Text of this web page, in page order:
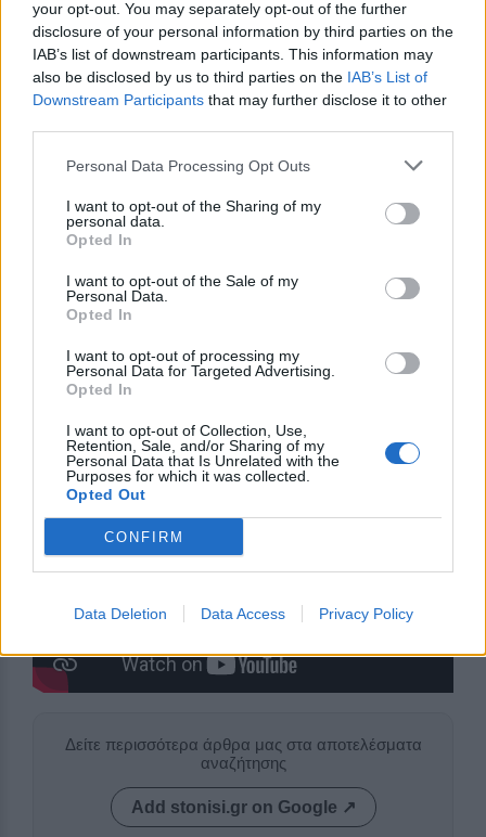
your opt-out. You may separately opt-out of the further
disclosure of your personal information by third parties on the
IAB’s list of downstream participants. This information may
also be disclosed by us to third parties on the IAB’s List of
Downstream Participants that may further disclose it to other
Personal Data Processing Opt Outs
I want to opt-out of the Sharing of my
personal data.
Opted In
I want to opt-out of the Sale of my
Personal Data.
Opted In
I want to opt-out of processing my
Personal Data for Targeted Advertising.
Opted In
I want to opt-out of Collection, Use,
Retention, Sale, and/or Sharing of my
Personal Data that Is Unrelated with the
Purposes for which it was collected.
Opted Out
CONFIRM
Data Deletion Data Access Privacy Policy
Το βιβλίο «Οι τρεις θεϊκές ακτίνες» διατίθεται σε
βιβλιοπωλεία της Μυτιλήνης, αλλά και μέσω της
ιστοσελίδας της Εταιρείας Αιολικών Μελετών.
Όπως επεσήμανε ο Δημήτρης Μπούμπας, το έργο
αυτό δεν έχει κερδοσκοπικό χαρακτήρα, αλλά
όμορφη και εκπαιδευτική χριστουγεννιάτικη
εμπειρία, ενώ παράλληλα αναδεικνύει τις αξίες
του πολιτισμού μας.
Δείτε περισσότερα άρθρα μας στα αποτελέσματα
αναζήτησης
Add stonisi.gr on Google ↗